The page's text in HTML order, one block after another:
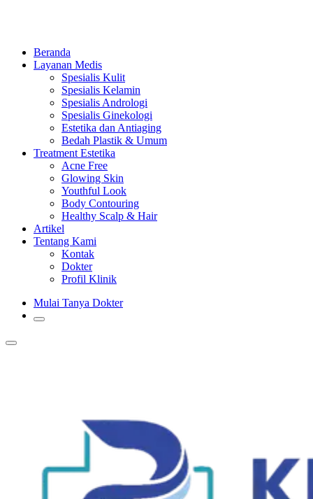
Beranda
Layanan Medis
Spesialis Kulit
Spesialis Kelamin
Spesialis Andrologi
Spesialis Ginekologi
Estetika dan Antiaging
Bedah Plastik & Umum
Treatment Estetika
Acne Free
Glowing Skin
Youthful Look
Body Contouring
Healthy Scalp & Hair
Artikel
Tentang Kami
Kontak
Dokter
Profil Klinik
Mulai Tanya Dokter